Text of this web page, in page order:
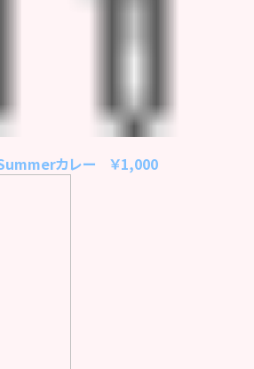
Summerカレー ￥1,000